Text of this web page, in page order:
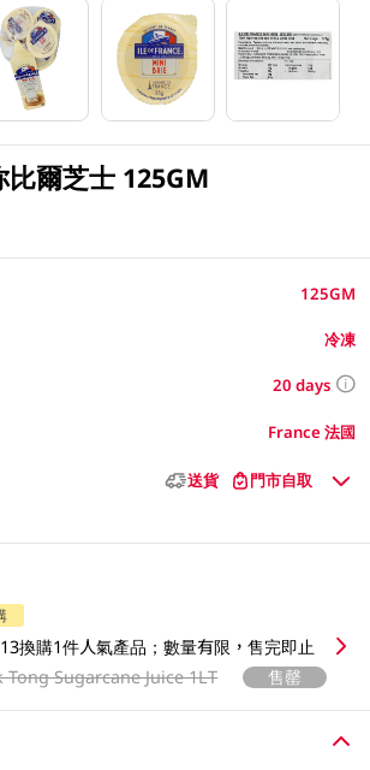
爾芝士 125GM
125GM
冷凍
20 days
France 法國
送貨 門市自取
換購1件人氣產品；數量有限，售完即止
Sugarcane Juice 1LT 售罄